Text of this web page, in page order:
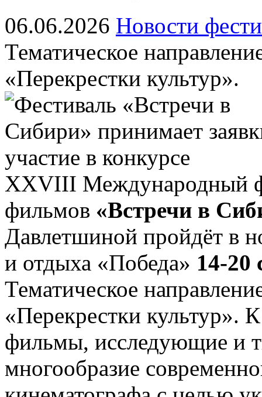
06.06.2026 Новости
Тематическое
«Перекрестки культур».
XXVIII Международный
фильмов «Встречи в
Давлетшиной пройдёт в
и отдыха «Победа» 14-20
Тематическое
«Перекрестки культур».
фильмы, исследующие и
многообразие